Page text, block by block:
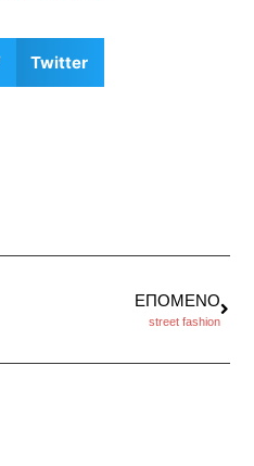
Twitter
ΕΠΌΜΕΝΟ
street fashion